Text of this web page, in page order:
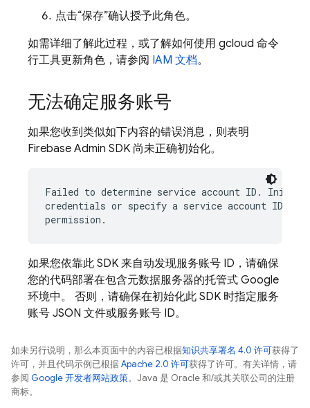
点击“保存”确认授予此角色。
如需详细了解此过程，或了解如何使用 gcloud 命令
行工具更新角色，请参阅 IAM 文档。
无法确定服务账号
如果您收到类似如下内容的错误消息，则表明
Firebase Admin SDK 尚未正确初始化。
Failed to determine service account ID.
credentials or specify a service account ID with
如果您依靠此 SDK 来自动发现服务账号 ID，请确保
您的代码部署在包含元数据服务器的托管式 Google
环境中。 否则，请确保在初始化此 SDK 时指定服务
账号 JSON 文件或服务账号 ID。
如未另行说明，那么本页面中的内容已根据知识共享署名 4.0 许可获得了
许可，并且代码示例已根据Apache 2.0 许可获得了许可。有关详情，请
参阅 Google 开发者网站政策。Java 是 Oracle 和/或其关联公司的注册
商标。